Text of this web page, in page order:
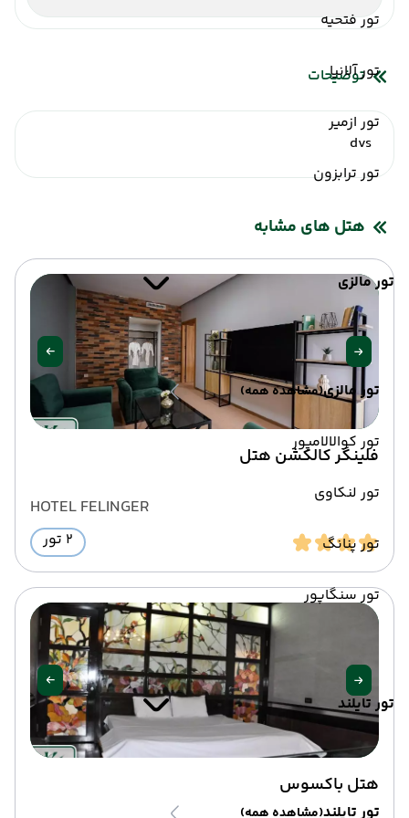
تور فتحیه
تور آلانیا
تور ازمیر
تور ترابزون
تور مالزی
تور مالزی(مشاهده همه)
تور کوالالامپور
تور لنکاوی
تور پنانگ
تور سنگاپور
تور تایلند
تور تایلند(مشاهده همه)
شاتل فرودگاه
توضیحات
dvs
هتل های مشابه
فلینگر کالکشن هتل
HOTEL FELINGER
2 تور
هتل باکسوس